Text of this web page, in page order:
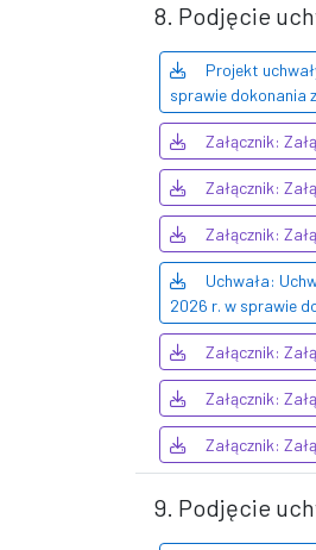
8. Podjęcie
Projekt
sprawie dokonania
Załącznik:
Załącznik:
Załącznik:
Uchwała:
2026 r. w sprawie
Załącznik:
Załącznik:
Załącznik:
9. Podjęcie